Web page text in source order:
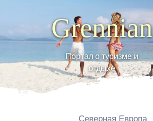
Grennian
Портал о туризме и
отдыхе
Северная Европа